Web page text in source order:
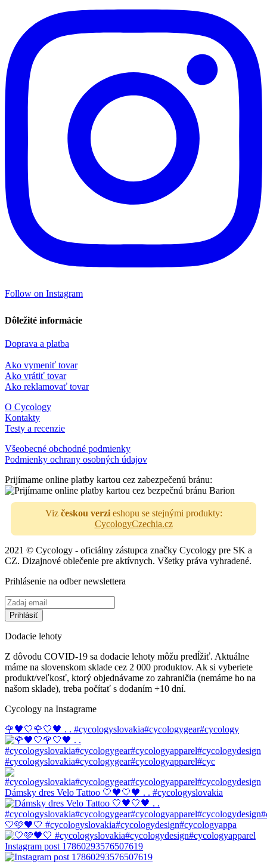
Follow on Instagram
Dôležité informácie
Doprava a platba
Ako vymeniť tovar
Ako vrátiť tovar
Ako reklamovať tovar
O Cycology
Kontakty
Testy a recenzie
Všeobecné obchodné podmienky
Podmienky ochrany osobných údajov
Prijímame online platby kartou cez zabezpečenú bránu:
Viz českou verzieshopu se stejnými produkty:
CycologyCzechia.cz
2021 © Cycology - oficiálny zástupca značky Cycology pre SK a
CZ. Dizajnové oblečenie pre aktívnych. Všetky práva vyhradené.
Prihlásenie na odber newslettera
Dodacie lehoty
Z dôvodu COVID-19 sa dodacie lehoty môžu predĺžiť. Aktuálne
máme na slovenskom sklade cez 2 000 produktov. Ak si vyberiete
produkt/veľkosť, ktorý objednávame zo zahraničia (nemáme ho na
našom sklade), treba počítať s dodaním +10 dní.
Cycology na Instagrame
🌹🖤🤍🌹🤍🖤 . . #cycologyslovakia#cycologygear#cycology
#cycologyslovakia#cycologygear#cycologyapparel#cyc
Dámsky dres Velo Tattoo 🤍🖤🤍🖤 . . #cycologyslovakia
🤍🩷🖤🤍 #cycologyslovakia#cycologydesign#cycologyappa
Instagram post 17860293576507619